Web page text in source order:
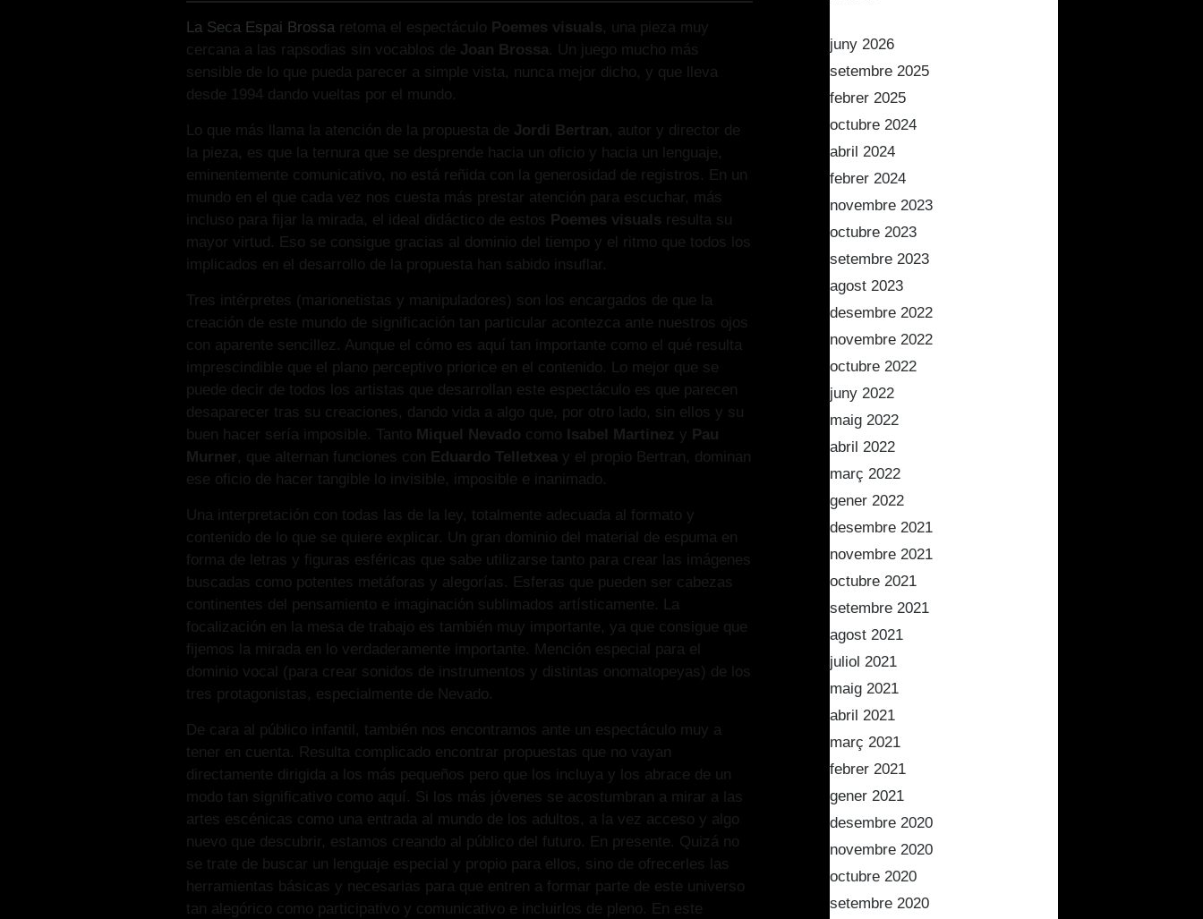
La Seca Espai Brossa retoma el espectáculo Poemes visuals, una pieza muy
cercana a las rapsodias sin vocablos de Joan Brossa. Un juego mucho más
sensible de lo que pueda parecer a simple vista, nunca mejor dicho, y que lleva
desde 1994 dando vueltas por el mundo.
Lo que más llama la atención de la propuesta de Jordi Bertran, autor y director de
la pieza, es que la ternura que se desprende hacia un oficio y hacia un lenguaje,
eminentemente comunicativo, no está reñida con la generosidad de registros. En un
mundo en el que cada vez nos cuesta más prestar atención para escuchar, más
incluso para fijar la mirada, el ideal didáctico de estos Poemes visuals resulta su
mayor virtud. Eso se consigue gracias al dominio del tiempo y el ritmo que todos los
implicados en el desarrollo de la propuesta han sabido insuflar.
Tres intérpretes (marionetistas y manipuladores) son los encargados de que la
creación de este mundo de significación tan particular acontezca ante nuestros ojos
con aparente sencillez. Aunque el cómo es aquí tan importante como el qué resulta
imprescindible que el plano perceptivo priorice en el contenido. Lo mejor que se
puede decir de todos los artistas que desarrollan este espectáculo es que parecen
desaparecer tras su creaciones, dando vida a algo que, por otro lado, sin ellos y su
buen hacer sería imposible. Tanto Miquel Nevado como Isabel Martinez y Pau
Murner, que alternan funciones con Eduardo Telletxea y el propio Bertran, dominan
ese oficio de hacer tangible lo invisible, imposible e inanimado.
Una interpretación con todas las de la ley, totalmente adecuada al formato y
contenido de lo que se quiere explicar. Un gran dominio del material de espuma en
forma de letras y figuras esféricas que sabe utilizarse tanto para crear las imágenes
buscadas como potentes metáforas y alegorías. Esferas que pueden ser cabezas
continentes del pensamiento e imaginación sublimados artísticamente. La
focalización en la mesa de trabajo es también muy importante, ya que consigue que
fijemos la mirada en lo verdaderamente importante. Mención especial para el
dominio vocal (para crear sonidos de instrumentos y distintas onomatopeyas) de los
tres protagonistas, especialmente de Nevado.
De cara al público infantil, también nos encontramos ante un espectáculo muy a
tener en cuenta. Resulta complicado encontrar propuestas que no vayan
directamente dirigida a los más pequeños pero que los incluya y los abrace de un
modo tan significativo como aquí. Si los más jóvenes se acostumbran a mirar a las
artes escénicas como una entrada al mundo de los adultos, a la vez acceso y algo
nuevo que descubrir, estamos creando al público del futuro. En presente. Quizá no
se trate de buscar un lenguaje especial y propio para ellos, sino de ofrecerles las
herramientas básicas y necesarias para que entren a formar parte de este universo
tan alegórico como participativo y comunicativo e incluirlos de pleno. En este
juny 2026
setembre 2025
febrer 2025
octubre 2024
abril 2024
febrer 2024
novembre 2023
octubre 2023
setembre 2023
agost 2023
desembre 2022
novembre 2022
octubre 2022
juny 2022
maig 2022
abril 2022
març 2022
gener 2022
desembre 2021
novembre 2021
octubre 2021
setembre 2021
agost 2021
juliol 2021
maig 2021
abril 2021
març 2021
febrer 2021
gener 2021
desembre 2020
novembre 2020
octubre 2020
setembre 2020